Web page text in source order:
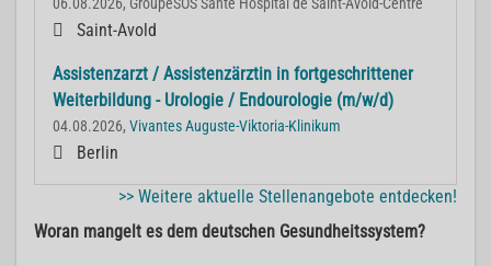
06.08.2026, GroupeSOS Santé Hospital de Saint-Avold-Centre
Saint-Avold
Assistenzarzt / Assistenzärztin in fortgeschrittener
Weiterbildung - Urologie / Endourologie (m/w/d)
04.08.2026, Vivantes Auguste-Viktoria-Klinikum
Berlin
>> Weitere aktuelle Stellenangebote entdecken!
Woran mangelt es dem deutschen Gesundheitssystem?